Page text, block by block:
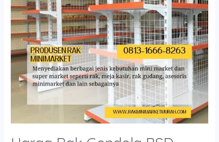
Promo
Paket
Opening
Toko
Baru
2026